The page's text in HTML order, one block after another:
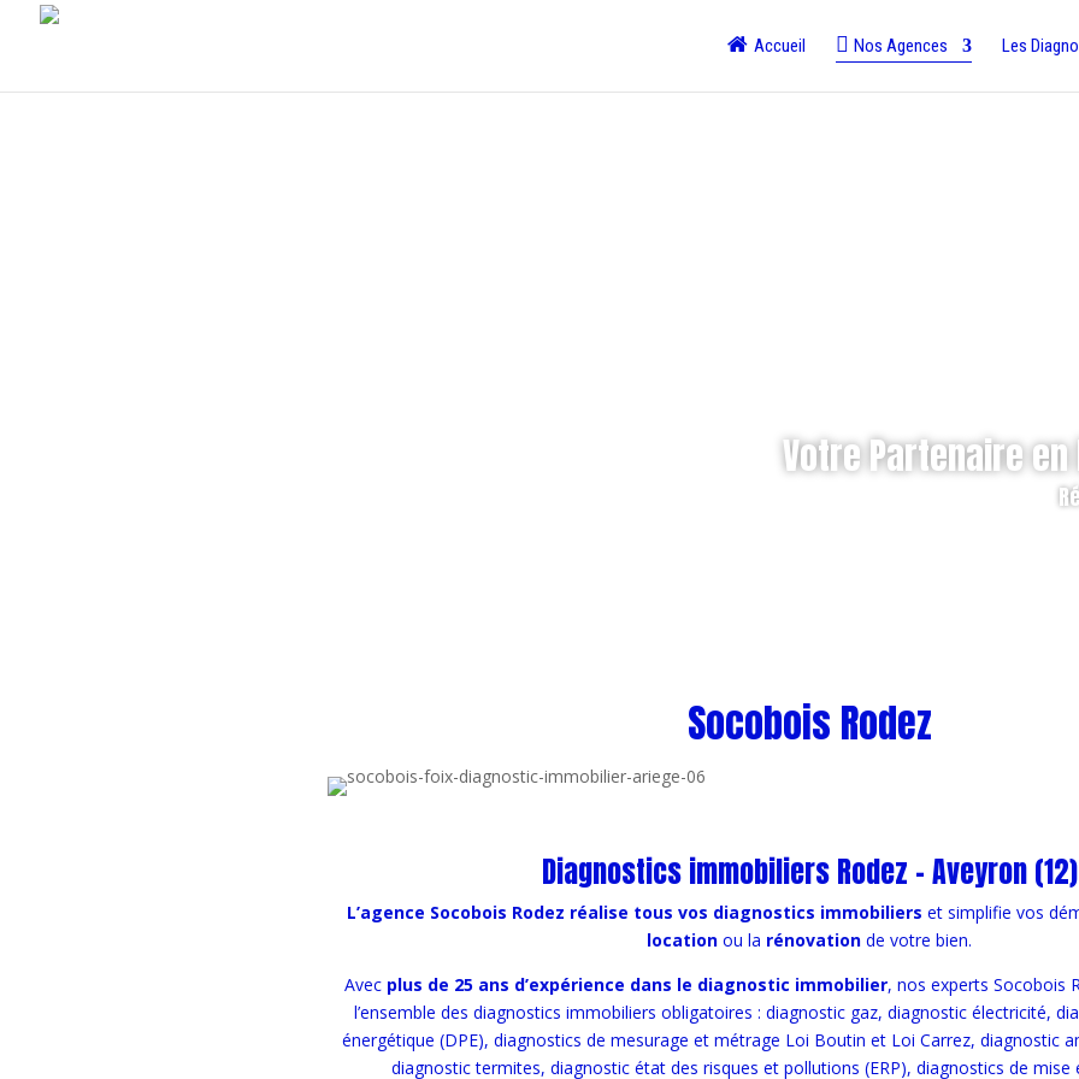
Accueil Nos Agences Les
Votre Partenaire
Socobois Rodez
Diagnostics immobiliers Rodez – Aveyron (12)
L’agence Socobois Rodez réalise tous vos diagnostics immobiliers et simplifie vos
location ou la rénovation de votre bien.
Avec plus de 25 ans d’expérience dans le diagnostic immobilier, nos experts Socobois
l’ensemble des diagnostics immobiliers obligatoires : diagnostic gaz, diagnostic électricité,
énergétique (DPE), diagnostics de mesurage et métrage Loi Boutin et Loi Carrez, diagnostic
diagnostic termites, diagnostic état des risques et pollutions (ERP), diagnostics de mise